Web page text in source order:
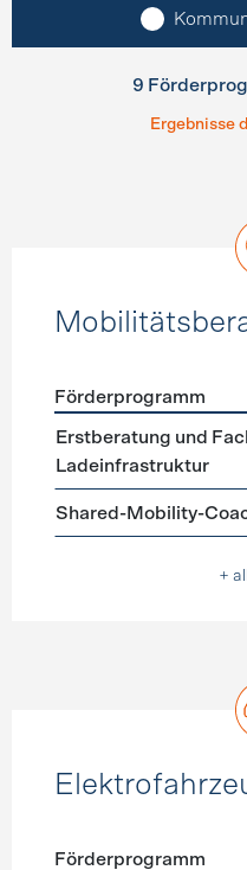
9
Ergebnisse
Förderprogramme
Förderprogramm
Erstberatung und
Ladeinfrastruktur
Shared-Mobility-
+
Förderprogramm